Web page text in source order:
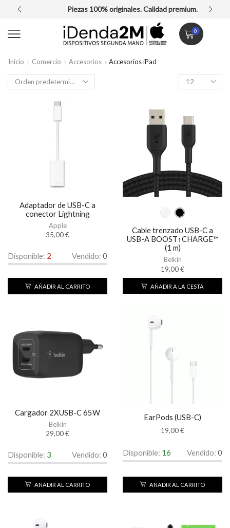
Piezas 100% originales. Calidad premium.
0
Inicio Comercio Accesorios Accesorios iPad
Adaptador de USB-C a
conector Lightning
Apple
35,00€
Disponible: 2 Vendido: 0
AÑADIR AL CARRITO
Cable trenzado USB-C a
USB-A BOOST↑CHARGE™
(1 m)
Belkin
19,00€
AÑADIR A LA CESTA
Cargador 2XUSB-C 65W
Belkin
29,00€
Disponible: 3 Vendido: 0
AÑADIR AL CARRITO
EarPods (USB-C)
19,00€
Disponible: 16 Vendido: 0
AÑADIR AL CARRITO